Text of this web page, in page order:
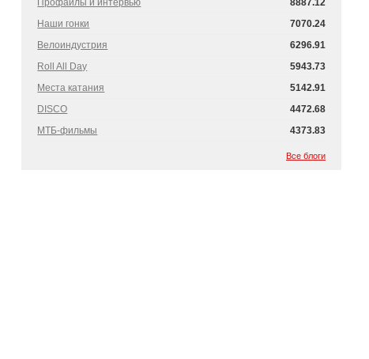
Профайлы и интервью
8887.12
Наши гонки
7070.24
Велоиндустрия
6296.91
Roll All Day
5943.73
Места катания
5142.91
DISCO
4472.68
МТБ-фильмы
4373.83
Все блоги